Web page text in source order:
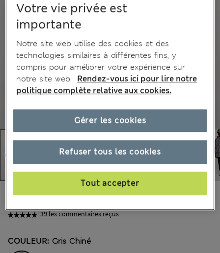
39 les commentaires reçus
CHF63.90
COULEUR: Gris Chiné
Votre vie privée est
importante
Notre site web utilise des cookies et des
technologies similaires à différentes fins, y
compris pour améliorer votre expérience sur
notre site web.
Rendez-vous ici pour lire notre
politique complète relative aux cookies.
Refuser tous les cookies
Tout accepter
Gérer les cookies